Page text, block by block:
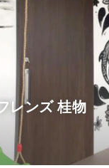
レンズ 桂物